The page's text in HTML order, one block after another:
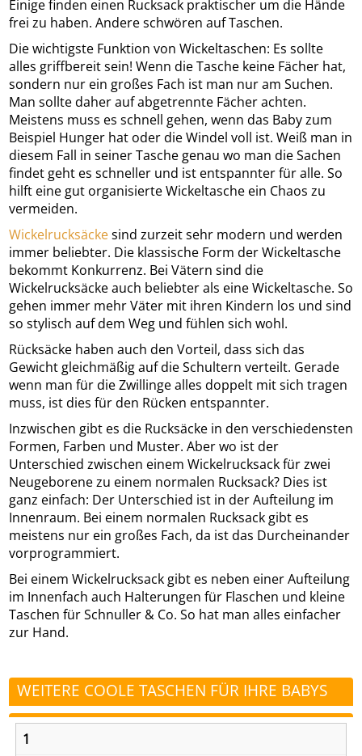
Einige finden einen Rucksack praktischer um die Hände
frei zu haben. Andere schwören auf Taschen.
Die wichtigste Funktion von Wickeltaschen: Es sollte
alles griffbereit sein! Wenn die Tasche keine Fächer hat,
sondern nur ein großes Fach ist man nur am Suchen.
Man sollte daher auf abgetrennte Fächer achten.
Meistens muss es schnell gehen, wenn das Baby zum
Beispiel Hunger hat oder die Windel voll ist. Weiß man in
diesem Fall in seiner Tasche genau wo man die Sachen
findet geht es schneller und ist entspannter für alle. So
hilft eine gut organisierte Wickeltasche ein Chaos zu
vermeiden.
Wickelrucksäckesind zurzeit sehr modern und werden
immer beliebter. Die klassische Form der Wickeltasche
bekommt Konkurrenz. Bei Vätern sind die
Wickelrucksäcke auch beliebter als eine Wickeltasche. So
gehen immer mehr Väter mit ihren Kindern los und sind
so stylisch auf dem Weg und fühlen sich wohl.
Rücksäcke haben auch den Vorteil, dass sich das
Gewicht gleichmäßig auf die Schultern verteilt. Gerade
wenn man für die Zwillinge alles doppelt mit sich tragen
muss, ist dies für den Rücken entspannter.
Inzwischen gibt es die Rucksäcke in den verschiedensten
Formen, Farben und Muster. Aber wo ist der
Unterschied zwischen einem Wickelrucksack für zwei
Neugeborene zu einem normalen Rucksack? Dies ist
ganz einfach: Der Unterschied ist in der Aufteilung im
Innenraum. Bei einem normalen Rucksack gibt es
meistens nur ein großes Fach, da ist das Durcheinander
vorprogrammiert.
Bei einem Wickelrucksack gibt es neben einer Aufteilung
im Innenfach auch Halterungen für Flaschen und kleine
Taschen für Schnuller & Co. So hat man alles einfacher
zur Hand.
WEITERE COOLE TASCHEN FÜR IHRE BABYS
1